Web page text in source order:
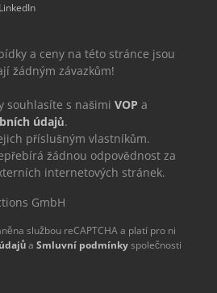
LinkedIn
a ceny na této stránce jsou
žádným závazkům!
souhlasíte s našimi VOP a
údajů.
příslušným vlastníkům.
žádnou odpovědnost za
internetových stránek.
GmbH
službou reCAPTCHA a platí pro ni
a Smluvní podmínkyspolečnosti